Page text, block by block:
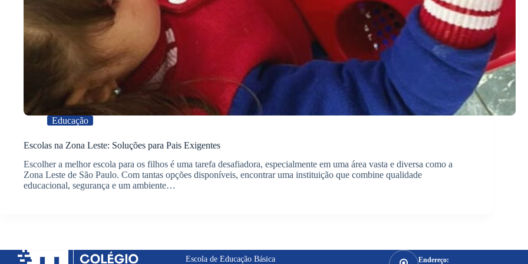
Educação
Escolas na Zona Leste: Soluções para Pais Exigentes
Escolher a melhor escola para os filhos é uma tarefa desafiadora, especialmente em uma área vasta e diversa como a
Zona Leste de São Paulo. Com tantas opções disponíveis, encontrar uma instituição que combine qualidade
educacional, segurança e um ambiente…
Escola de Educação Básica Endereço: